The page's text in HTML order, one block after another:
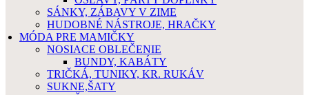
SÁNKY, ZÁBAVY V ZIME
HUDOBNÉ NÁSTROJE, HRAČKY
MÓDA PRE MAMIČKY
NOSIACE OBLEČENIE
BUNDY, KABÁTY
TRIČKÁ, TUNIKY, KR. RUKÁV
SUKNE,ŠATY